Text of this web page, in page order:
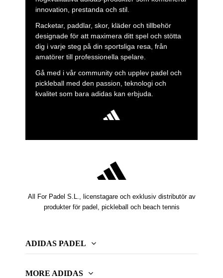
innovation, prestanda och stil.
Racketar, paddlar, skor, kläder och tillbehör
designade för att maximera ditt spel och stötta
dig i varje steg på din sportsliga resa, från
amatörer till professionella spelare.
Gå med i vår community och upplev padel och
pickleball med den passion, teknologi och
kvalitet som bara adidas kan erbjuda.
All For Padel S.L., licenstagare och exklusiv distributör av
produkter för padel, pickleball och beach tennis
ADIDAS PADEL
MORE ADIDAS